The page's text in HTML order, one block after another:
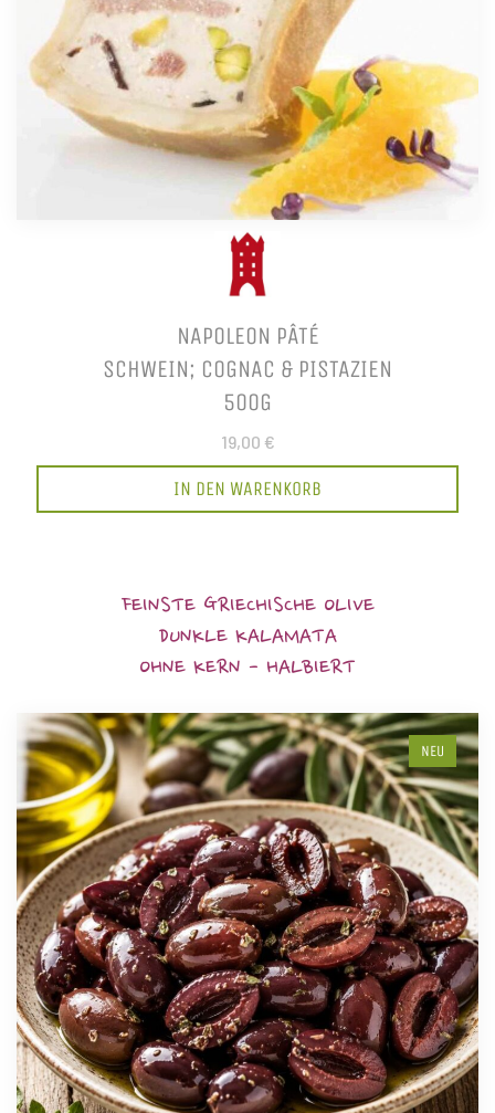
NAPOLEON PÂTÉ
SCHWEIN; COGNAC & PISTAZIEN
500G
19,00 €
IN DEN WARENKORB
FEINSTE GRIECHISCHE OLIVE
DUNKLE KALAMATA
OHNE KERN - HALBIERT
NEU